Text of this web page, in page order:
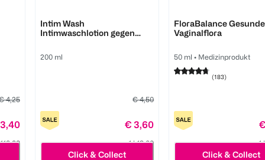
4,25
Intim Wash
Intimwaschlotion gegen
200 ml
€ 4,50
€ 3,60
1 l 18,00
Click & Collect
FloraBalance Gesunde
Vaginalflora
50 ml • Medizinprodukt
(183)
1
Click & Collect